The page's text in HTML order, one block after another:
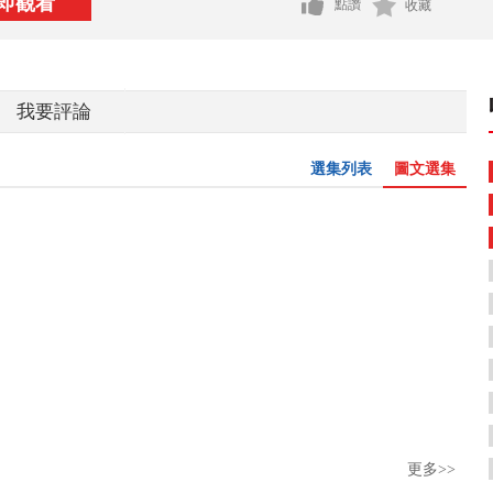
點讚 收藏
我要評論
圖文選集
選集列表
更多>>